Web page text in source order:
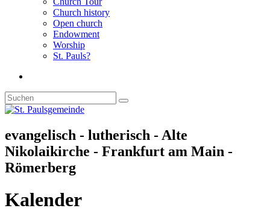
Church history
Open church
Endowment
Worship
St. Pauls?
Diese
Website
durchsuchen
evangelisch - lutherisch - Alte
Nikolaikirche - Frankfurt am Main -
Römerberg
Kalender